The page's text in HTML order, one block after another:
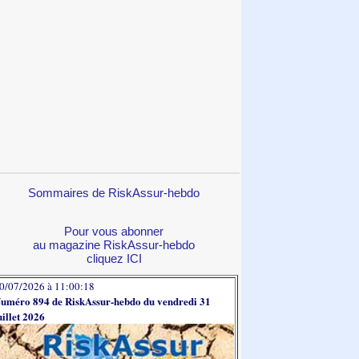
Sommaires de RiskAssur-hebdo
Pour vous abonner
au magazine RiskAssur-hebdo
cliquez ICI
07/2026 à 11:00:18
894 de RiskAssur-hebdo du vendredi 31
2026